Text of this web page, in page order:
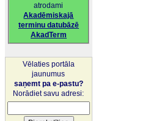
atrodami
Akadēmiskajā
terminu datubāzē
AkadTerm
Vēlaties portāla
jaunumus
saņemt pa e-pastu?
Norādiet savu adresi: